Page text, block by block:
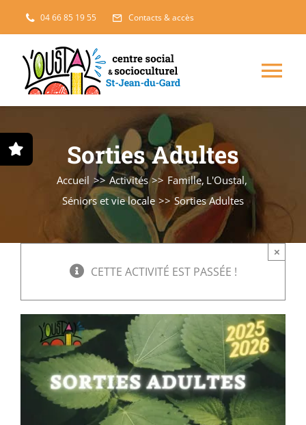
Passer
au
contenu
04 66 85 19 55 Contacts & accès
Projets solidaires
L’accueil
Séniors, Vie locale
Contacts
Sorties Adultes
Accueil Activités Famille L'Oustal
Séniors et vie locale
Sorties Adultes
CETTE ACTIVITÉ EST PASSÉE !
×